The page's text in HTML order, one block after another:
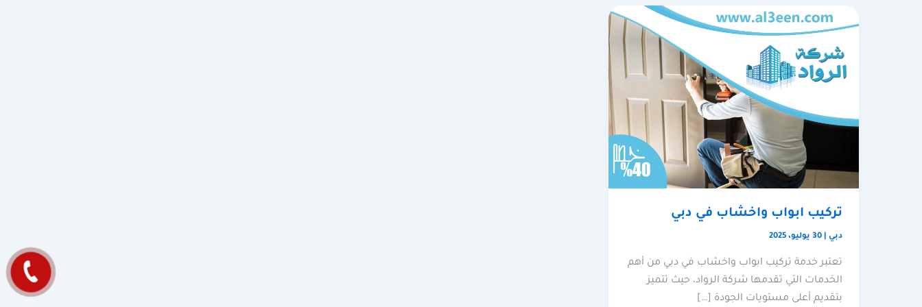
تركيب ابواب واخشاب في دبي
دبي 30 يوليو، 2025
تعتبر خدمة تركيب ابواب واخشاب في دبي من أهم
الخدمات التي تقدمها شركة الرواد، حيث تتميز
بتقديم أعلى مستويات الجودة […]